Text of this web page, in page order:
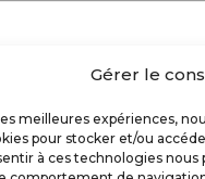
Gérer le
meilleures expériences,
pour stocker et/ou
à ces technologies
soin pour
des teintes
de jeu les
, il s’installe